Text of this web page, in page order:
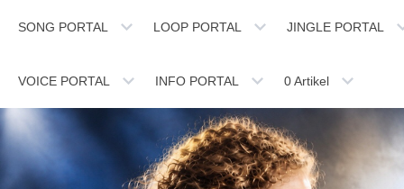
SONG PORTAL LOOP PORTAL JINGLE PORTAL
VOICE PORTAL INFO PORTAL 0Artikel